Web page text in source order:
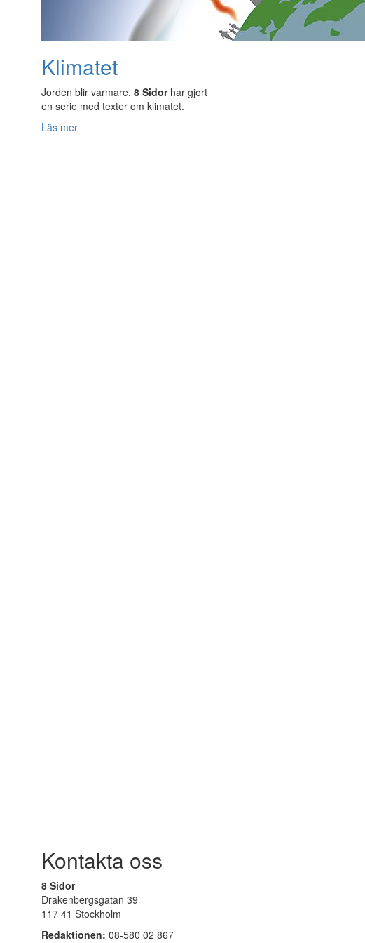
Klimatet
Jorden blir varmare. 8 Sidorhar gjort
en serie med texter om klimatet.
Läs mer
Kontakta oss
8 Sidor
Drakenbergsgatan 39
117 41 Stockholm
Redaktionen: 08-580 02 867